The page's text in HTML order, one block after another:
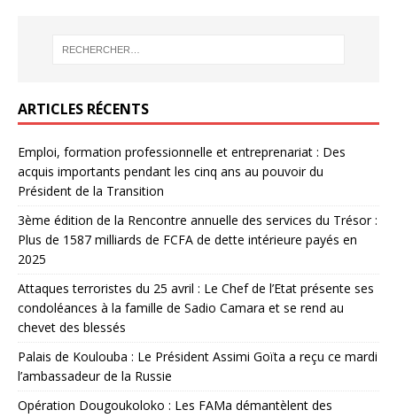
ARTICLES RÉCENTS
Emploi, formation professionnelle et entreprenariat : Des
acquis importants pendant les cinq ans au pouvoir du
Président de la Transition
3ème édition de la Rencontre annuelle des services du Trésor :
Plus de 1587 milliards de FCFA de dette intérieure payés en
2025
Attaques terroristes du 25 avril : Le Chef de l’Etat présente ses
condoléances à la famille de Sadio Camara et se rend au
chevet des blessés
Palais de Koulouba : Le Président Assimi Goïta a reçu ce mardi
l’ambassadeur de la Russie
Opération Dougoukoloko : Les FAMa démantèlent des